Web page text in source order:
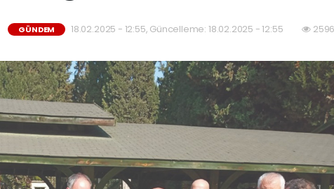
GÜNDEM 18.02.2025 - 12:55, Güncelleme: 18.02.2025 - 12:55